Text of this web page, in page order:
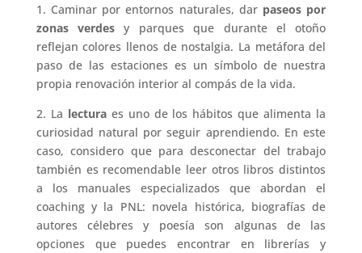
1. Caminar por entornos naturales, dar paseos por
zonas verdes y parques que durante el otoño
reflejan colores llenos de nostalgia. La metáfora del
paso de las estaciones es un símbolo de nuestra
propia renovación interior al compás de la vida.
2. La lecturaes uno de los hábitos que alimenta la
curiosidad natural por seguir aprendiendo. En este
caso, considero que para desconectar del trabajo
también es recomendable leer otros libros distintos
a los manuales especializados que abordan el
coaching y la PNL: novela histórica, biografías de
autores célebres y poesía son algunas de las
opciones que puedes encontrar en librerías y